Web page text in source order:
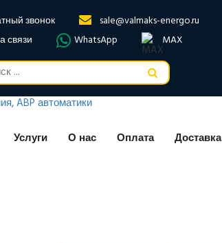
звонок
sale@valmaks-energo.ru
связи
WhatsApp MAX
Услуги О нас Оплата Доставка